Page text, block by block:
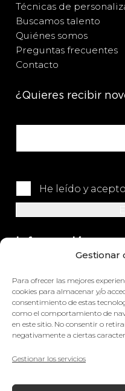
Gestionar
Para ofrecer las mejores
cookies para almacenar y/o
consentimiento de estas
como el comportamiento de
en este sitio. No consentir o
negativamente a ciertas
Gestionar los servicios
Técnicas de
Buscamos talento
Quiénes somos
Preguntas frecuentes
Contacto
¿Quieres recibir
He leído y
Información
info@impretex.com
Síguenos en redes